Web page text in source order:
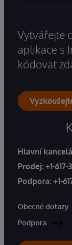
Vytvářejte
aplikace s
kódovat
Hlavní
Prodej: +1-
Podpora: +1-
Obecné dotazy
Podpora